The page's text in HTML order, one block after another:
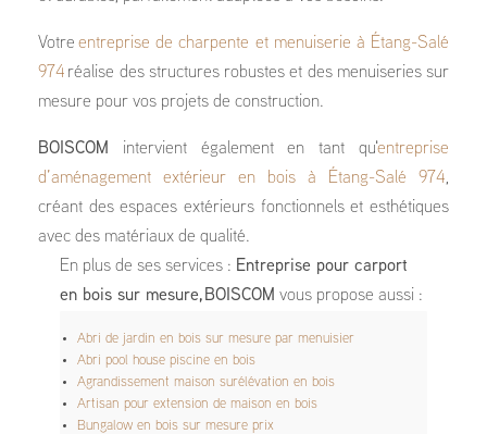
Votreentreprise de charpente et menuiserie à Étang-Salé
974 réalise des structures robustes et des menuiseries sur
mesure pour vos projets de construction.
BOISCOM intervient également en tant qu'entreprise
d’aménagement extérieur en bois à Étang-Salé 974,
créant des espaces extérieurs fonctionnels et esthétiques
avec des matériaux de qualité.
En plus de ses services : Entreprise pour carport
en bois sur mesure, BOISCOM vous propose aussi :
Abri de jardin en bois sur mesure par menuisier
Abri pool house piscine en bois
Agrandissement maison surélévation en bois
Artisan pour extension de maison en bois
Bungalow en bois sur mesure prix